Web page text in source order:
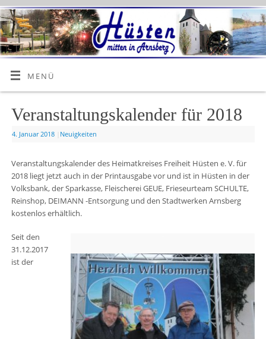
MENÜ
Veranstaltungskalender für 2018
4. Januar 2018 Neuigkeiten
Veranstaltungskalender des Heimatkreises Freiheit Hüsten e. V. für
2018 liegt jetzt auch in der Printausgabe vor und ist in Hüsten in der
Volksbank, der Sparkasse, Fleischerei GEUE, Frieseurteam SCHULTE,
Reinshop, DEIMANN -Entsorgung und den Stadtwerken Arnsberg
kostenlos erhältlich.
Seit den
31.12.2017
ist der